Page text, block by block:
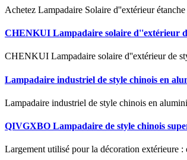
Achetez Lampadaire Solaire d''extérieur
CHENKUI Lampadaire solaire d''extérieur
CHENKUI Lampadaire solaire d''extérieur de
Lampadaire industriel de style chinois en
Lampadaire industriel de style chinois en
QIVGXBO Lampadaire de style chinois
Largement utilisé pour la décoration extérieure